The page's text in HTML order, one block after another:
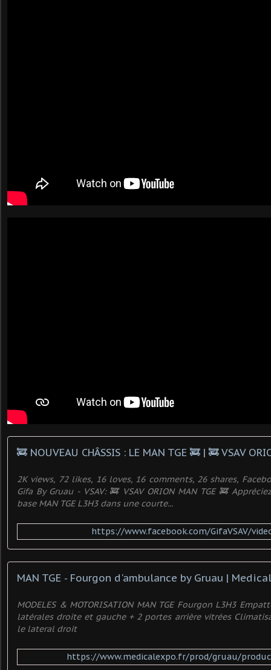
2K views, 72 likes, 16 loves, 16 comments, 26 shares,
Gifa By Gruau - VSAV: 🚒 VSAV ORION MAN TGE 🚒
base MAN TGE L3H3 dans une courte...
https://www.facebook.com/GifaVSAV/
MAN TGE - Fourgon d'ambulance by Gruau |
MODELES & MOTORISATION MAN TGE Fourgon L3H3
latérales droite et gauche + 2 portes arrière vitrées
le lateral droit
https://www.medicalexpo.fr/prod/gruau/